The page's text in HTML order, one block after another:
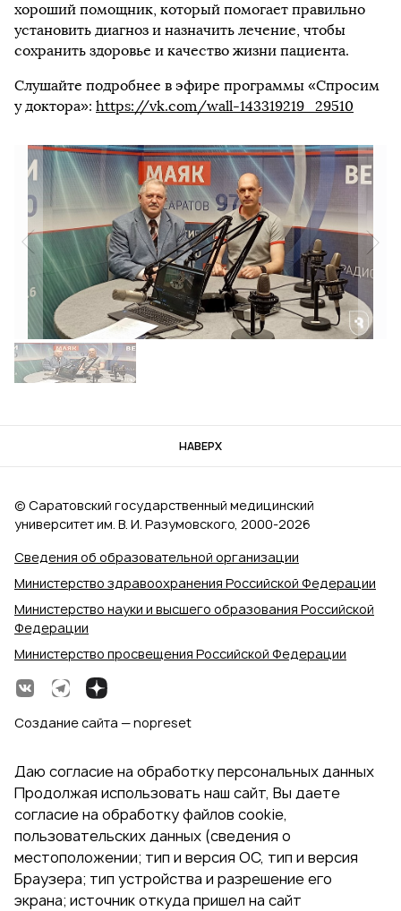
хороший помощник, который помогает правильно
установить диагноз и назначить лечение, чтобы
сохранить здоровье и качество жизни пациента.
Слушайте подробнее в эфире программы «Спросим
у доктора»: https://vk.com/wall-143319219_29510
НАВЕРХ
Сведения об образовательной организации
Министерство здравоохранения Российской Федерации
Министерство науки и высшего образования Российской
Федерации
Министерство просвещения Российской Федерации
© Саратовский государственный медицинский
университет им. В. И. Разумовского, 2000‑2026
Создание сайта — nopreset
Даю согласие на обработку персональных данных
Продолжая использовать наш сайт, Вы даете
согласие на обработку файлов cookie,
пользовательских данных (сведения о
местоположении; тип и версия ОС, тип и версия
Браузера; тип устройства и разрешение его
экрана; источник откуда пришел на сайт